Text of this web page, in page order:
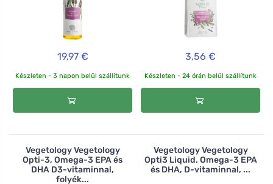
19,97 €
Készleten - 3 napon belül szállítunk
3,56 €
Készleten - 24 órán belül szállítunk
Vegetology Vegetology
Opti-3, Omega-3 EPA és
DHA D3-vitaminnal,
folyék...
Vegetology Vegetology
Opti3 Liquid. Omega-3 EPA
és DHA, D-vitaminnal, ...